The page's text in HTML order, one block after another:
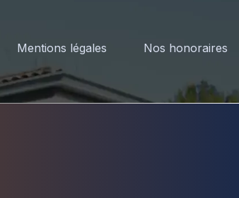
Mentions légales Nos honoraires